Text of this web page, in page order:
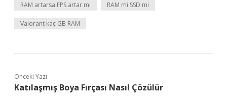
RAM artarsa FPS artar mı RAM mi SSD mi
Valorant kaç GB RAM
Önceki Yazı
Katılaşmış Boya Fırçası Nasıl Çözülür